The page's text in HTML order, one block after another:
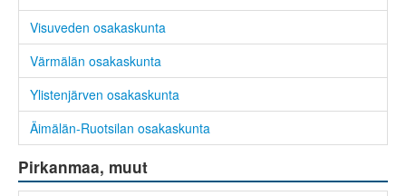
Visuveden osakaskunta
Värmälän osakaskunta
Ylistenjärven osakaskunta
Äimälän-Ruotsilan osakaskunta
Pirkanmaa, muut